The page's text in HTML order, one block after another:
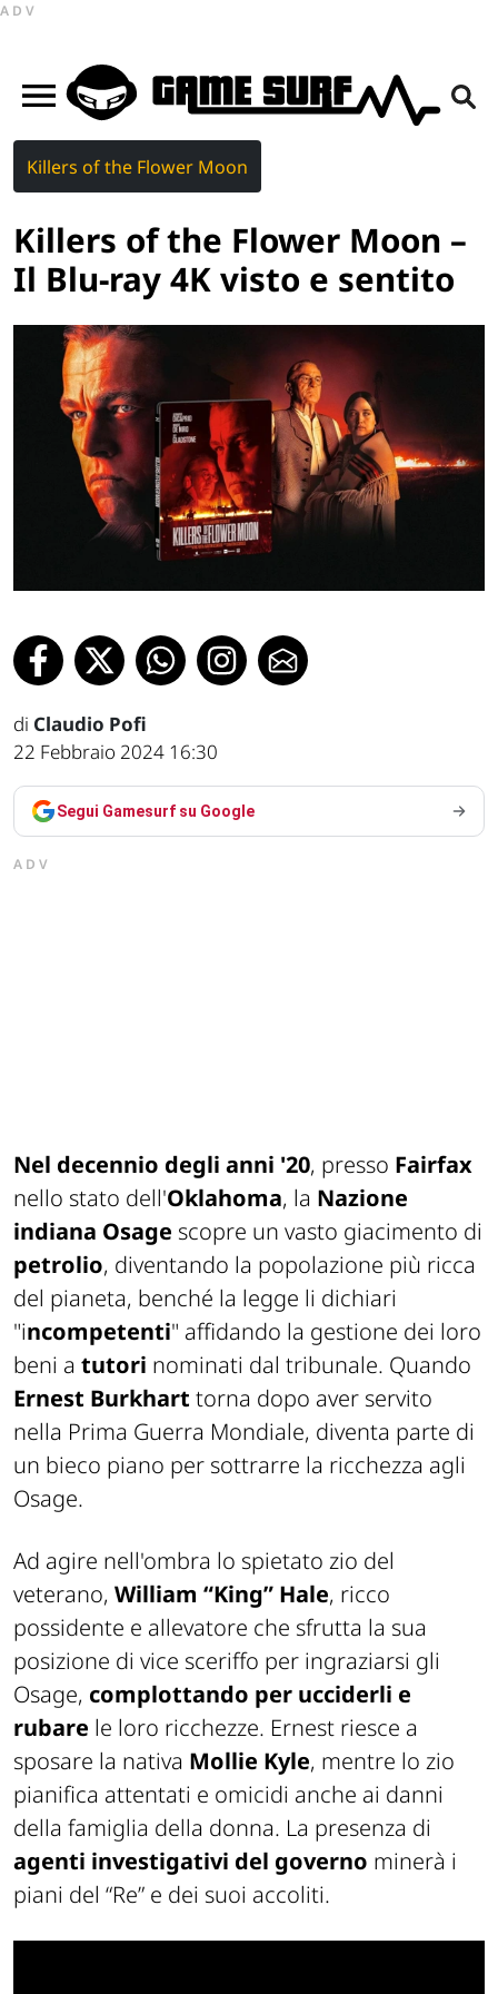
ADV
Killers of the Flower Moon
Killers of the Flower Moon –
Il Blu-ray 4K visto e sentito
di Claudio Pofi
22 Febbraio 2024 16:30
Segui Gamesurf su Google
ADV
Nel decennio degli anni '20, presso Fairfax
nello stato dell'Oklahoma, la Nazione
indiana Osage scopre un vasto giacimento di
petrolio, diventando la popolazione più ricca
del pianeta, benché la legge li dichiari
"incompetenti" affidando la gestione dei loro
beni a tutori nominati dal tribunale. Quando
Ernest Burkhart torna dopo aver servito
nella Prima Guerra Mondiale, diventa parte di
un bieco piano per sottrarre la ricchezza agli
Osage.
Ad agire nell'ombra lo spietato zio del
veterano, William “King” Hale, ricco
possidente e allevatore che sfrutta la sua
posizione di vice sceriffo per ingraziarsi gli
Osage, complottando per ucciderli e
rubare le loro ricchezze. Ernest riesce a
sposare la nativa Mollie Kyle, mentre lo zio
pianifica attentati e omicidi anche ai danni
della famiglia della donna. La presenza di
agenti investigativi del governo minerà i
piani del “Re” e dei suoi accoliti.